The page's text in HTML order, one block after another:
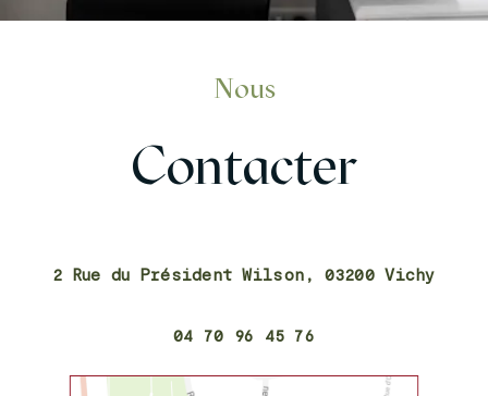
Nous
Contacter
2 Rue du Président Wilson, 03200 Vichy
04 70 96 45 76